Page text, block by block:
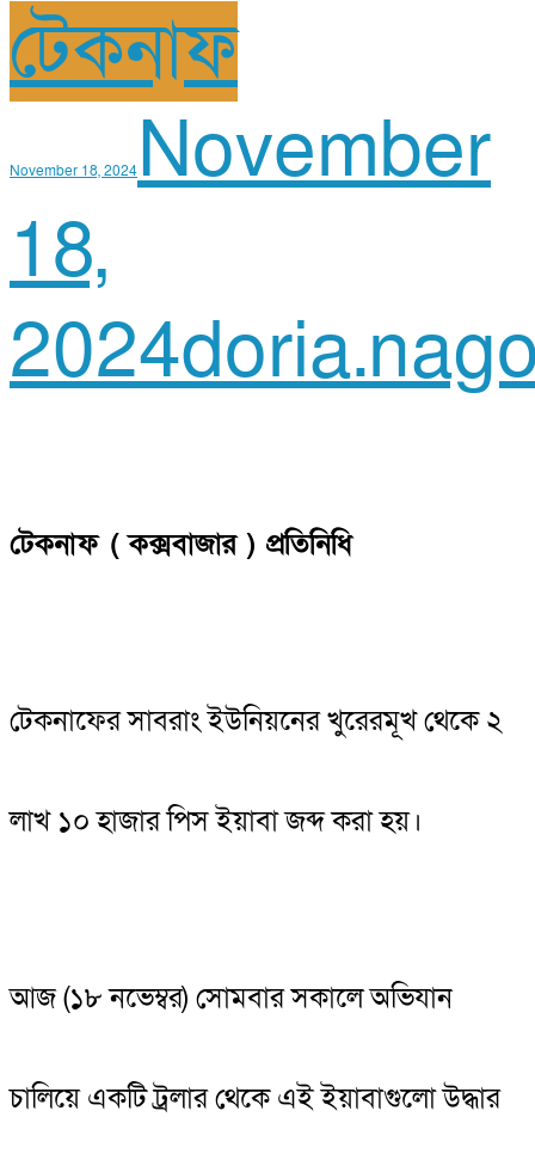
টেকনাফ
November 18, 2024November
18,
2024
টেকনাফ ( কক্সবাজার ) প্রতিনিধি
টেকনাফের সাবরাং ইউনিয়নের খুরেরমূখ থেকে ২
লাখ ১০ হাজার পিস ইয়াবা জব্দ করা হয়।
আজ (১৮ নভেম্বর) সোমবার সকালে অভিযান
চালিয়ে একটি ট্রলার থেকে এই ইয়াবাগুলো উদ্ধার